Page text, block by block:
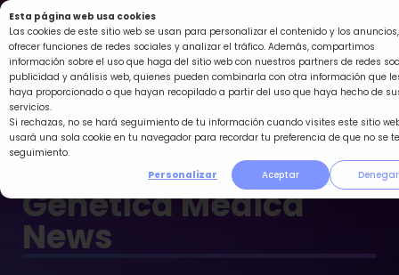
Esta página web usa cookies
Las cookies de este sitio web se usan para personalizar el contenido y los anuncios,
ofrecer funciones de redes sociales y analizar el tráfico. Además, compartimos
información sobre el uso que haga del sitio web con nuestros partners de redes
publicidad y análisis web, quienes pueden combinarla con otra información que
haya proporcionado o que hayan recopilado a partir del uso que haya hecho de
servicios.
Si rechazas, no se hará seguimiento de tu información cuando visites este sitio
usará una sola cookie en tu navegador para recordar tu preferencia de que no se
seguimiento.
Personalizar
Aceptar Denegar
Ir
al
contenido
Genética Médica
News